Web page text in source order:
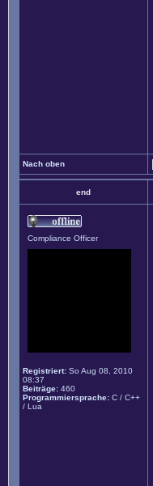
Nach oben
end
Compliance Officer
Registriert: So Aug 08, 2010
08:37
Beiträge: 460
Programmiersprache: C / C++
/ Lua